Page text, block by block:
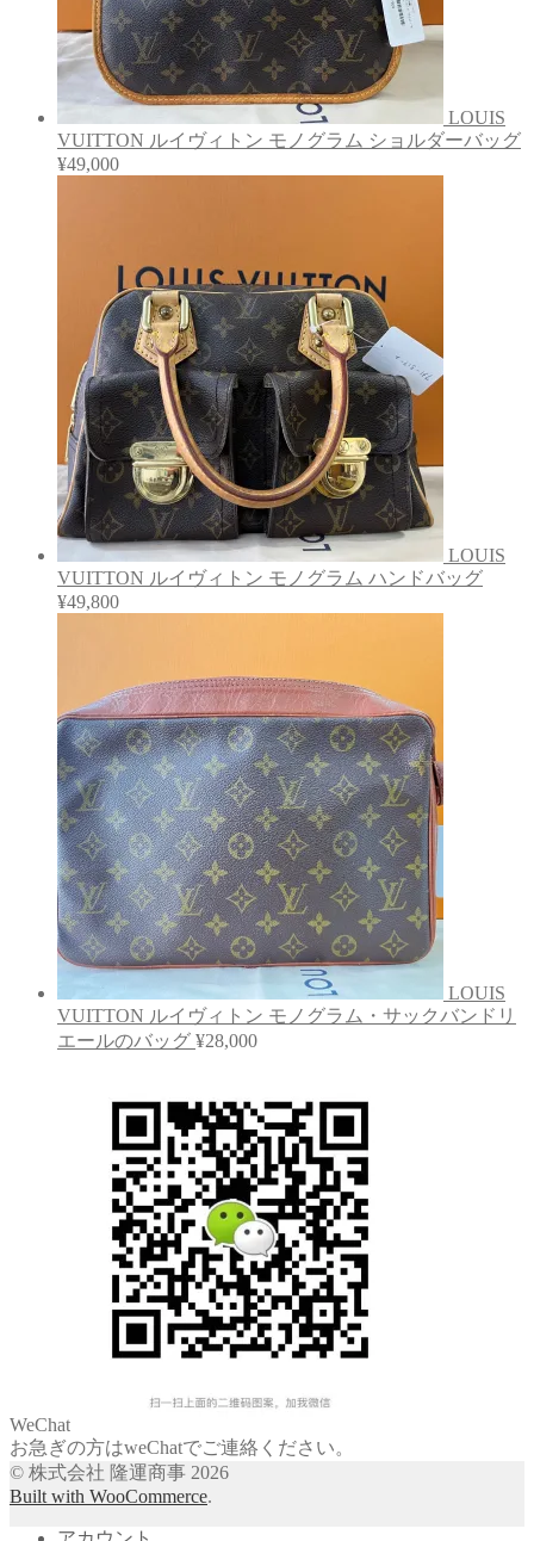
LOUIS
VUITTON ルイヴィトン モノグラム ショルダーバッグ
¥49,000
LOUIS
VUITTON ルイヴィトン モノグラム ハンドバッグ
¥49,800
LOUIS
VUITTON ルイヴィトン モノグラム・サックバンドリ
エールのバッグ ¥28,000
WeChat
お急ぎの方はweChatでご連絡ください。
© 株式会社 隆運商事 2026
Built with WooCommerce.